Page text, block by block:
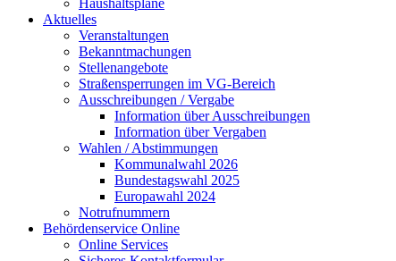
Haushaltspläne
Aktuelles
Veranstaltungen
Bekanntmachungen
Stellenangebote
Straßensperrungen im VG-Bereich
Ausschreibungen / Vergabe
Information über Ausschreibungen
Information über Vergaben
Wahlen / Abstimmungen
Kommunalwahl 2026
Bundestagswahl 2025
Europawahl 2024
Notrufnummern
Behördenservice Online
Online Services